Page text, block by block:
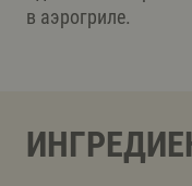
в аэрогриле.